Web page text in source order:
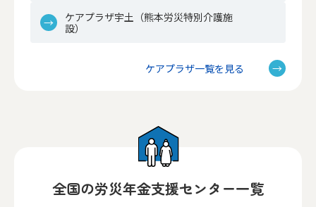
ケアプラザ宇土（熊本労災特別介護施
設）
ケアプラザ一覧を見る
全国の労災年金支援センター一覧